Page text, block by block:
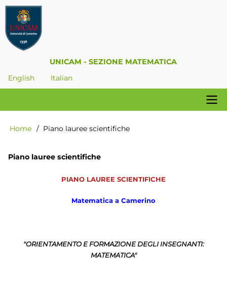
Skip
main
content
UNICAM - SEZIONE MATEMATICA
English
Italian
principale
Breadcrumb
Home Piano lauree scientifiche
Piano lauree scientifiche
PIANO LAUREE SCIENTIFICHE
Matematica a Camerino
"ORIENTAMENTO E FORMAZIONE DEGLI INSEGNANTI:
MATEMATICA"